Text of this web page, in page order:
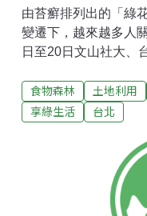
由苔癬排列出的「綠
變遷下，越來越多人
日至20日文山社大、
Geoffroy Godeau以
樸門設計師，帶領來
中創造人與土地的對
以是社區設計師。工
平常在都市間走動時
活中的喜悅與快樂。
食物森林 土地利用
享綠生活
台北